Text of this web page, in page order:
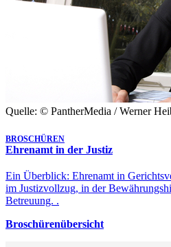
Quelle: © PantherMedia / Werner
BROSCHÜREN
Ehrenamt in der Justiz
Ein Überblick: Ehrenamt in
im Justizvollzug, in der
Betreuung. .
Broschürenübersicht